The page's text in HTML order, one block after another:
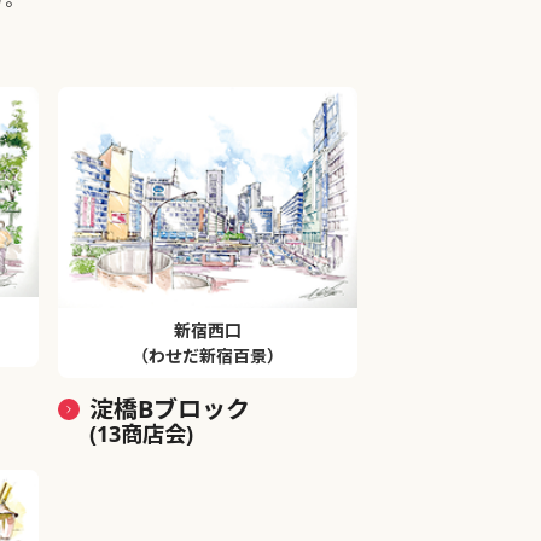
新宿西口
（わせだ新宿百景）
淀橋Bブロック
(13商店会)